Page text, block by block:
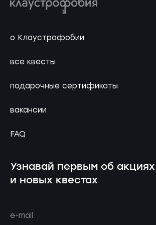
о Клаустрофобии
все квесты
подарочные сертификаты
вакансии
FAQ
Узнавай первым об
и новых квестах